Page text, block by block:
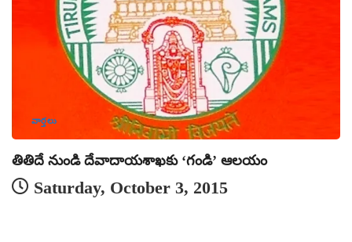
వార్తలు
తితిదే నుండి దేవాదాయశాఖకు ‘గండి’ ఆలయం
Saturday, October 3, 2015